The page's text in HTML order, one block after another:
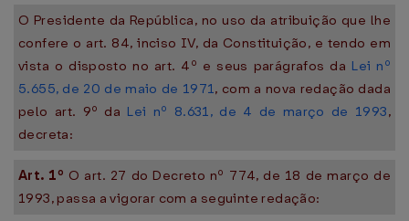
O Presidente da República, no uso da atribuição que lhe
confere o art. 84, inciso IV, da Constituição, e tendo em
vista o disposto no art. 4º e seus parágrafos da Lei nº
5.655, de 20 de maio de 1971, com a nova redação dada
pelo art. 9º da Lei nº 8.631, de 4 de março de 1993,
decreta:
Art. 1º O art. 27 do Decreto nº 774, de 18 de março de
1993, passa a vigorar com a seguinte redação: